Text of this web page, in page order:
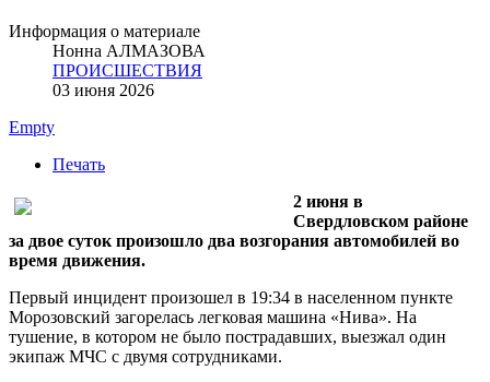
Информация о материале
Нонна АЛМАЗОВА
ПРОИСШЕСТВИЯ
03 июня 2026
Empty
Печать
2 июня в
Свердловском районе
за двое суток произошло два возгорания автомобилей во
время движения.
Первый инцидент произошел в 19:34 в населенном пункте
Морозовский загорелась легковая машина «Нива». На
тушение, в котором не было пострадавших, выезжал один
экипаж МЧС с двумя сотрудниками.